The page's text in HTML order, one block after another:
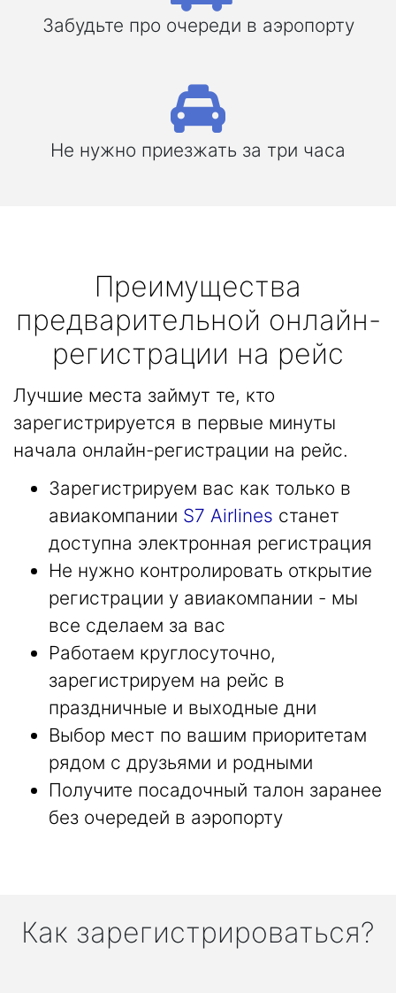
Забудьте про очереди в аэропорту
Не нужно приезжать за три часа
Преимущества
предварительной онлайн-
регистрации на рейс
Лучшие места займут те, кто
зарегистрируется в первые минуты
начала онлайн-регистрации на рейс.
Зарегистрируем вас как только в
авиакомпании S7 Airlines станет
доступна электронная регистрация
Не нужно контролировать открытие
регистрации у авиакомпании - мы
все сделаем за вас
Работаем круглосуточно,
зарегистрируем на рейс в
праздничные и выходные дни
Выбор мест по вашим приоритетам
рядом с друзьями и родными
Получите посадочный талон заранее
без очередей в аэропорту
Как зарегистрироваться?